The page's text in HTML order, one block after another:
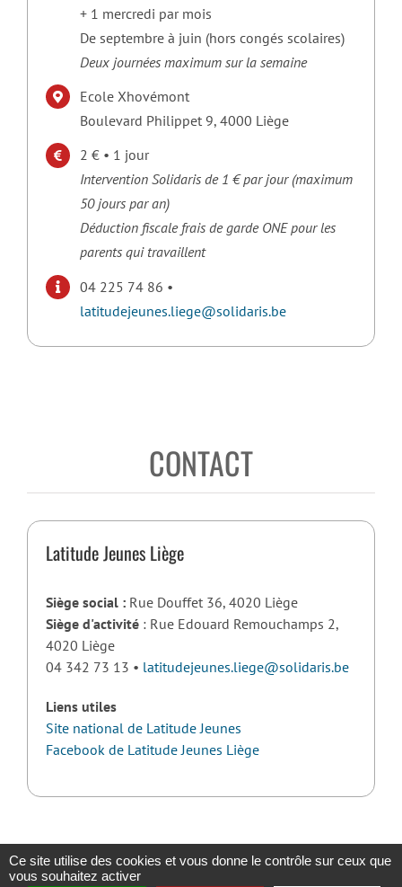
+ 1 mercredi par mois
De septembre à juin (hors congés scolaires)
Deux journées maximum sur la semaine
Ecole Xhovémont
Boulevard Philippet 9, 4000 Liège
2 € • 1 jour
Intervention Solidaris de 1 € par jour (maximum
50 jours par an)
Déduction fiscale frais de garde ONE pour les
parents qui travaillent
04 225 74 86 •
latitudejeunes.liege@solidaris.be
CONTACT
Latitude Jeunes Liège
Siège social : Rue Douffet 36, 4020 Liège
Siège d'activité: Rue Edouard Remouchamps 2,
4020 Liège
04 342 73 13 • latitudejeunes.liege@solidaris.be
Liens utiles
Site national de Latitude Jeunes
Facebook de Latitude Jeunes Liège
Ce site utilise des cookies et vous donne le contrôle sur ceux que
vous souhaitez activer